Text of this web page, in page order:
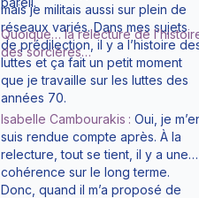
mais je militais aussi sur plein de
réseaux variés. Dans mes sujets
de prédilection, il y a l’histoire
luttes et ça fait un petit moment
que je travaille sur les luttes des
années 70.
Quoique… la relecture de
des sorcières…
Isabelle Cambourakis : Oui, je
suis rendue compte après. À la
relecture, tout se tient, il y a une
cohérence sur le long terme.
Donc, quand il m’a proposé de